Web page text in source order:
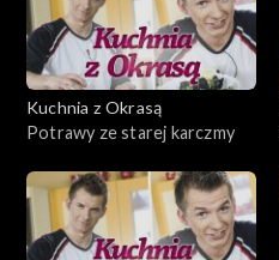
Kuchnia z Okrasą
Potrawy ze starej karczmy